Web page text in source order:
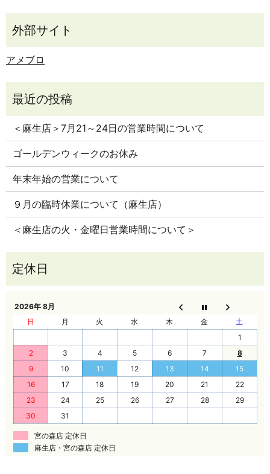
アメブロ
＜麻生店＞7月21～24日の営業時間について
ゴールデンウィークのお休み
年末年始の営業について
９月の臨時休業について（麻生店）
＜麻生店の火・金曜日営業時間について＞
2026年 8月
日
月 火 水 木 金
土
1
2
3 4 5 6 7
8
9
10 11 12 13 14
15
16
17 18 19 20 21
22
23
24 25 26 27 28
29
30
31
宮の森店 定休日
麻生店・宮の森店 定休日